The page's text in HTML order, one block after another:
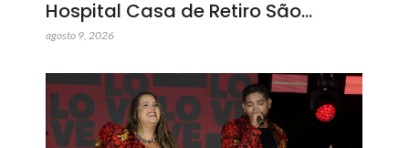
Hospital Casa de Retiro São…
agosto 9, 2026